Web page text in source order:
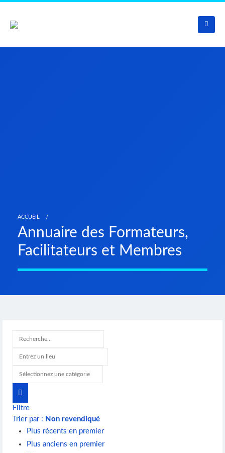
ACCUEIL
Annuaire des Formateurs,
Facilitateurs et Membres
Filtre
Trier par : Non revendiqué
Plus récents en premier
Plus anciens en premier